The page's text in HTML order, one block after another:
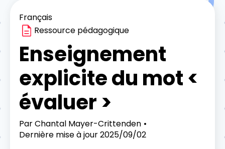
Français
Ressource pédagogique
Enseignement
explicite du mot <
évaluer >
ParChantal Mayer-Crittenden
Dernière mise à jour2025/09/02